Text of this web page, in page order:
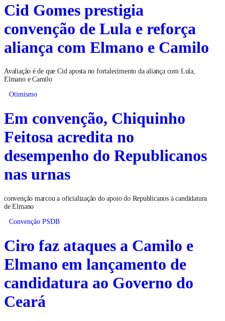
Cid Gomes prestigia
convenção de Lula e reforça
aliança com Elmano e Camilo
Avaliação é de que Cid aposta no fortalecimento da aliança com Lula,
Elmano e Camilo
Otimismo
Em convenção, Chiquinho
Feitosa acredita no
desempenho do Republicanos
nas urnas
convenção marcou a oficialização do apoio do Republicanos à candidatura
de Elmano
Convenção PSDB
Ciro faz ataques a Camilo e
Elmano em lançamento de
candidatura ao Governo do
Ceará